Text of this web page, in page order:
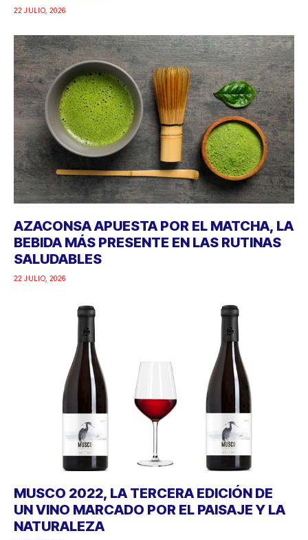
22 JULIO, 2026
AZACONSA APUESTA POR EL MATCHA, LA
BEBIDA MÁS PRESENTE EN LAS RUTINAS
SALUDABLES
22 JULIO, 2026
MUSCO 2022, LA TERCERA EDICIÓN DE
UN VINO MARCADO POR EL PAISAJE Y LA
NATURALEZA